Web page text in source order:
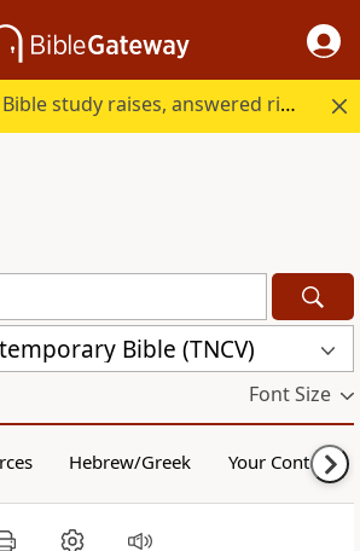
Every question Bible study raises, answered right here.
Bible (TNCV)
Font Size
Hebrew/Greek Your Content